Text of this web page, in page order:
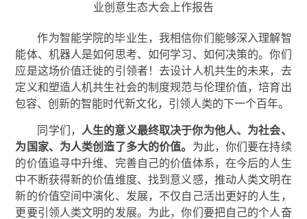
业创意生态大会上作报告
作为智能学院的毕业生，我相信你们能够深入理解智
能体、机器人是如何思考、如何学习、如何决策的。你们
应是这场价值迁徙的引领者！去设计人机共生的未来，去
定义和塑造人机共生社会的制度规范与伦理价值，培育出
包容、创新的智能时代新文化，引领人类的下一个百年。
同学们，
人生的意义最终取决于你为他人、为社会、
为国家、为人类创造了多大的价值。 为此，你们要在持续
的价值追寻中升维、完善自己的价值体系，在今后的人生
中不断获得新的价值维度、找到意义感，推动人类文明在
新的价值空间中演化、发展，不仅自己活出更好的人生，
更要引领人类文明的发展。为此，你们要把自己的个人奋